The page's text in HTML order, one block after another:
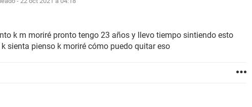
k m moriré pronto tengo 23 años y llevo tiempo sintiendo esto
sienta pienso k moriré cómo puedo quitar eso